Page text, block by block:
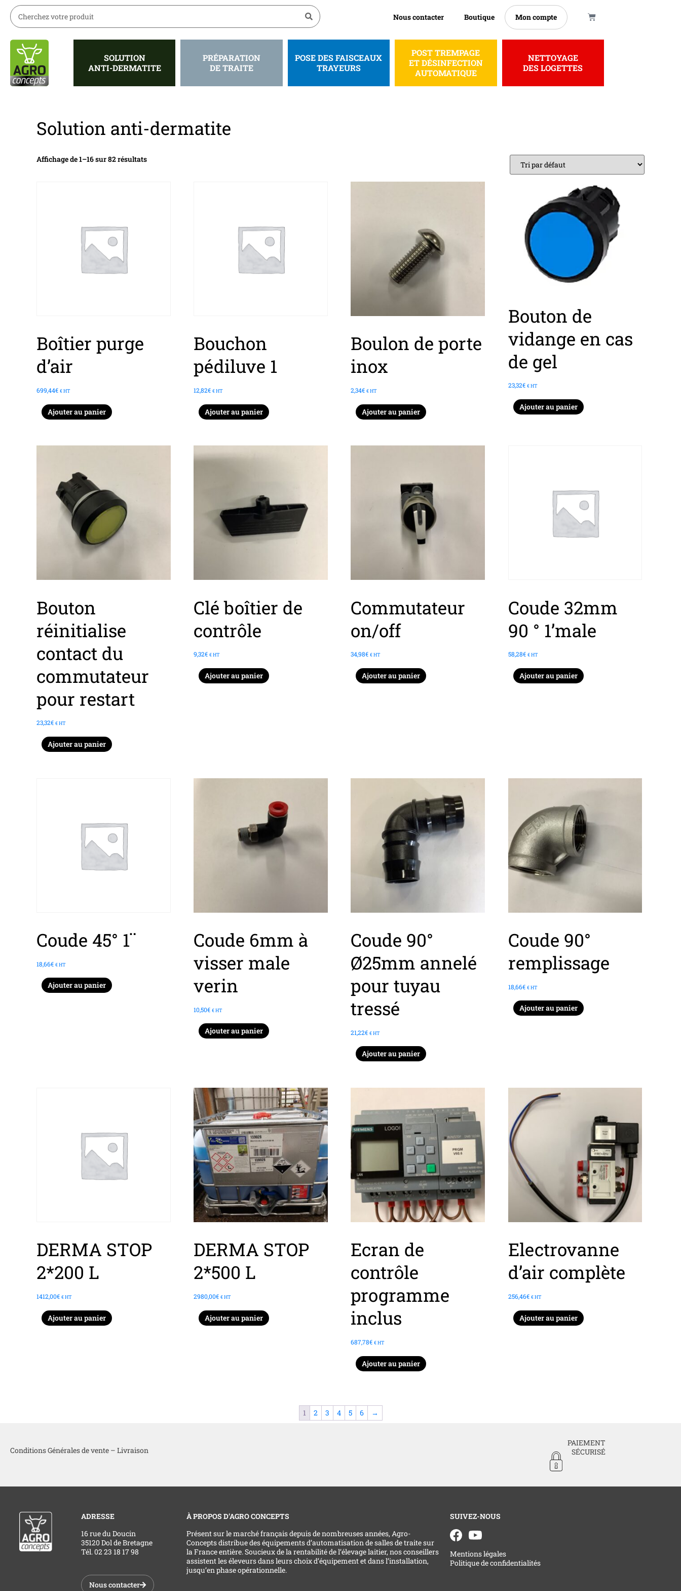
Nous contacter Boutique Mon compte
SOLUTION
ANTI-DERMATITE
PRÉPARATION
DE TRAITE
POSE DES FAISCEAUX
TRAYEURS
POST TREMPAGE
ET DÉSINFECTION
AUTOMATIQUE
NETTOYAGE
DES LOGETTES
Solution anti-dermatite
Affichage de 1–16 sur 82 résultats
Boîtier purge
d’air
699,44€ € HT
Ajouter au panier
Bouchon
pédiluve 1
12,82€ € HT
Ajouter au panier
Boulon de porte
inox
2,34€ € HT
Ajouter au panier
Bouton de
vidange en cas
de gel
23,32€ € HT
Ajouter au panier
Bouton
réinitialise
contact du
commutateur
pour restart
23,32€ € HT
Ajouter au panier
Clé boîtier de
contrôle
9,32€ € HT
Ajouter au panier
Commutateur
on/off
34,98€ € HT
Ajouter au panier
Coude 32mm
90 ° 1’male
58,28€ € HT
Ajouter au panier
Coude 45° 1¨
18,66€ € HT
Ajouter au panier
Coude 6mm à
visser male
verin
10,50€ € HT
Ajouter au panier
Coude 90°
Ø25mm annelé
pour tuyau
tressé
21,22€ € HT
Ajouter au panier
Coude 90°
remplissage
18,66€ € HT
Ajouter au panier
DERMA STOP
2*200 L
1412,00€ € HT
Ajouter au panier
DERMA STOP
2*500 L
2980,00€ € HT
Ajouter au panier
Ecran de
contrôle
programme
inclus
687,78€ € HT
Ajouter au panier
Electrovanne
d’air complète
256,46€ € HT
Ajouter au panier
1 2 3 4 5 6 →
Conditions Générales de vente – Livraison
PAIEMENT
SÉCURISÉ
ADRESSE
16 rue du Doucin
35120 Dol de Bretagne
Tél. 02 23 18 17 98
Nous contacter
À PROPOS D’AGRO CONCEPTS
Présent sur le marché français depuis de nombreuses années, Agro-
Concepts distribue des équipements d’automatisation de salles de traite sur
la France entière. Soucieux de la rentabilité de l’élevage laitier, nos conseillers
assistent les éleveurs dans leurs choix d’équipement et dans l’installation,
jusqu’en phase opérationnelle.
SUIVEZ-NOUS
Mentions légales
Politique de confidentialités